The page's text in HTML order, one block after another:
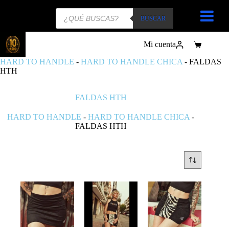
Búsqueda
BUSCAR
Mi cuenta
Carro
de
compra
HARD TO HANDLE - HARD TO HANDLE CHICA - FALDAS
HTH
FALDAS HTH
HARD TO HANDLE -HARD TO HANDLE CHICA -
FALDAS HTH